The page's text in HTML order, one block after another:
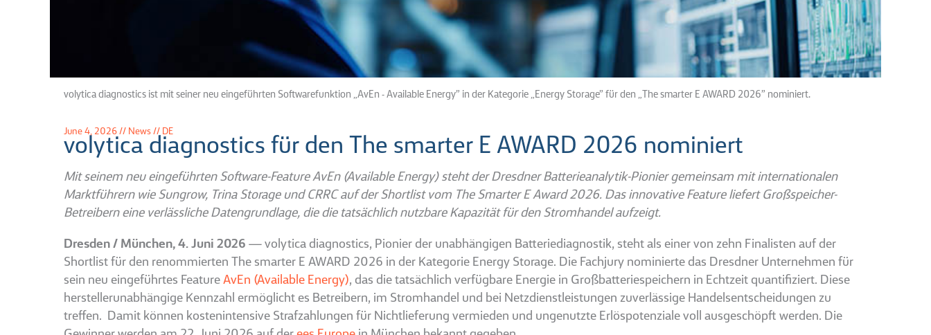
volytica diagnostics ist mit seiner neu eingeführten Softwarefunktion „AvEn - Available Energy” in der Kategorie „Energy Storage” für den „The smarter E AWARD 2026” nominiert.
June 4, 2026 // News // DE
volytica diagnostics für den The smarter E AWARD 2026 nominiert
Mit seinem neu eingeführten Software-Feature AvEn (Available Energy) steht der Dresdner Batterieanalytik-Pionier gemeinsam mit internationalen
Marktführern wie Sungrow, Trina Storage und CRRC auf der Shortlist vom The Smarter E Award 2026. Das innovative Feature liefert Großspeicher-
Betreibern eine verlässliche Datengrundlage, die die tatsächlich nutzbare Kapazität für den Stromhandel aufzeigt.
Dresden / München, 4. Juni 2026 — volytica diagnostics, Pionier der unabhängigen Batteriediagnostik, steht als einer von zehn Finalisten auf der
Shortlist für den renommierten The smarter E AWARD 2026 in der Kategorie Energy Storage. Die Fachjury nominierte das Dresdner Unternehmen für
sein neu eingeführtes Feature AvEn (Available Energy), das die tatsächlich verfügbare Energie in Großbatteriespeichern in Echtzeit quantifiziert. Diese
herstellerunabhängige Kennzahl ermöglicht es Betreibern, im Stromhandel und bei Netzdienstleistungen zuverlässige Handelsentscheidungen zu
treffen. Damit können kostenintensive Strafzahlungen für Nichtlieferung vermieden und ungenutzte Erlöspotenziale voll ausgeschöpft werden. Die